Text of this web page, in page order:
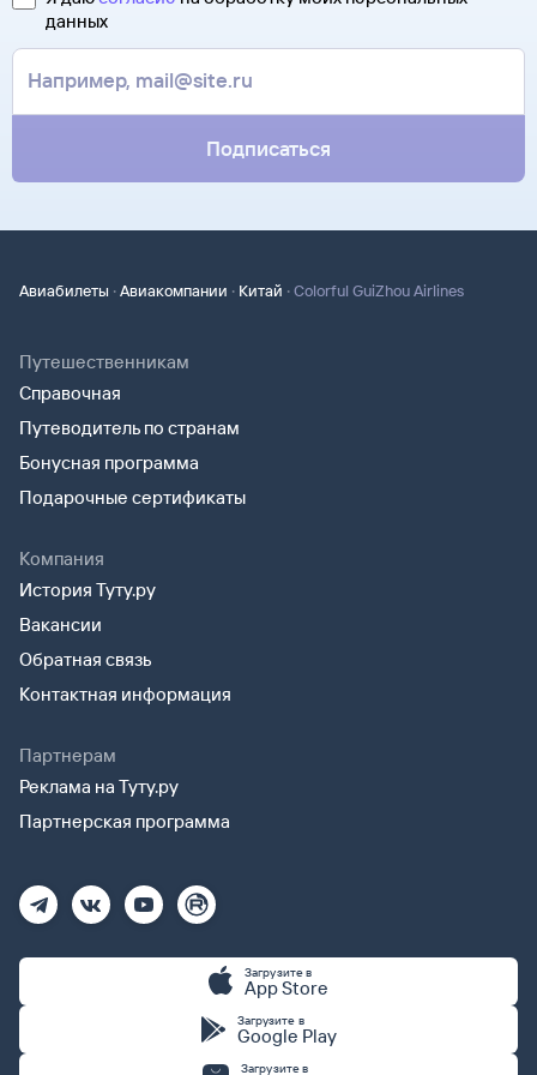
Туту.ру высылает маршрутную квитанцию по электронной
почте. Советуем распечатать ее и взять с собой в аэропорт.
Она может пригодиться на паспортном контроле
за границей, хотя для посадки в самолет вам понадобится
только паспорт.
В письме, которое вы получите после заказа, будут
контакты агентства-партнера, через которое оформлен
билет. Вы можете связаться с ним напрямую.
данных
Подписаться
Авиабилеты ·Авиакомпании · Китай ·Colorful GuiZhou Airlines
Путешественникам
Справочная
Путеводитель по странам
Бонусная программа
Подарочные сертификаты
Компания
История Туту.ру
Вакансии
Обратная связь
Контактная информация
Партнерам
Реклама на Туту.ру
Партнерская программа
Загрузите в
App Store
Загрузите в
Google Play
Загрузите в